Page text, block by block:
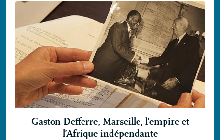
Gaston Defferre, Marseille, l’empire et
l’Afrique indépendante